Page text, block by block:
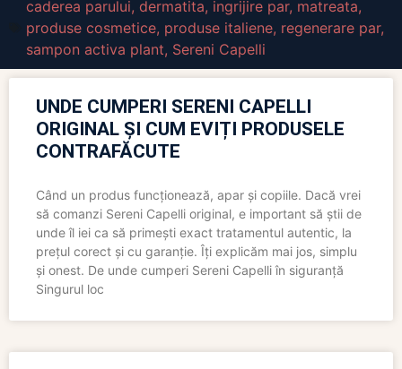
caderea parului, dermatita, ingrijire par, matreata,
produse cosmetice, produse italiene, regenerare par,
sampon activa plant, Sereni Capelli
UNDE CUMPERI SERENI CAPELLI
ORIGINAL ȘI CUM EVIȚI PRODUSELE
CONTRAFĂCUTE
Când un produs funcționează, apar și copiile. Dacă vrei
să comanzi Sereni Capelli original, e important să știi de
unde îl iei ca să primești exact tratamentul autentic, la
prețul corect și cu garanție. Îți explicăm mai jos, simplu
și onest. De unde cumperi Sereni Capelli în siguranță
Singurul loc